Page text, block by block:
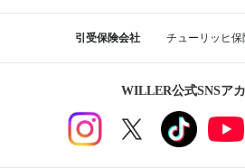
引受保険会社 チューリッヒ保
WILLER公式SNSア